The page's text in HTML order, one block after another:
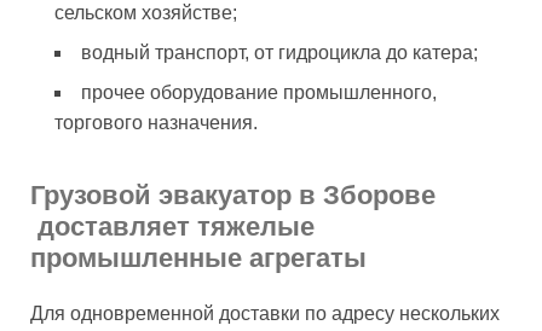
сельском хозяйстве;
водный транспорт, от гидроцикла до катера;
прочее оборудование промышленного,
торгового назначения.
Грузовой эвакуатор в Зборове
доставляет тяжелые
промышленные агрегаты
Для одновременной доставки по адресу нескольких